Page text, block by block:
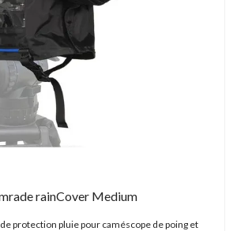
rainCover Medium
protection pluie pour caméscope de poing et